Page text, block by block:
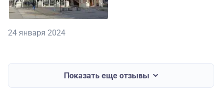
24 января 2024
Показать еще отзывы